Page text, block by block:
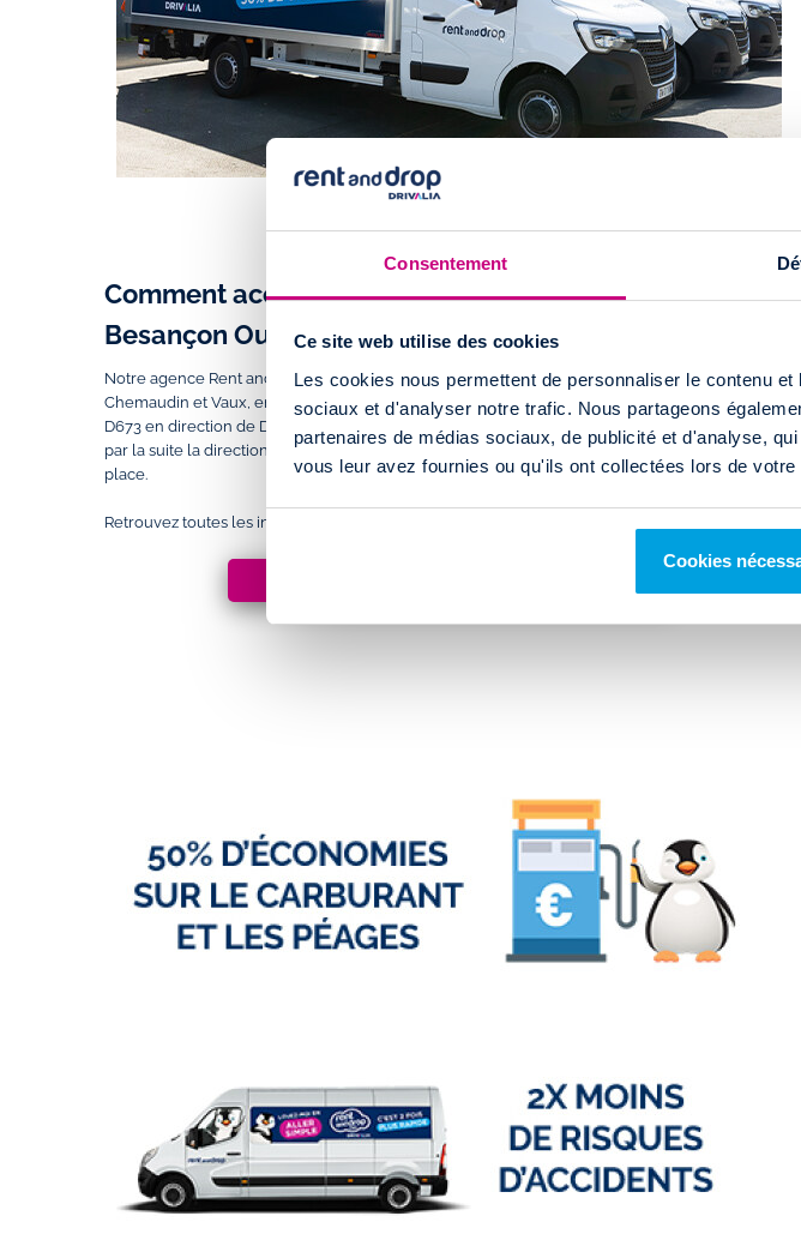
Consentement
Ce site web utilise des cookies
Les cookies nous permettent de personnaliser le contenu
sociaux et d'analyser notre trafic. Nous partageons
partenaires de médias sociaux, de publicité et d'analyse,
vous leur avez fournies ou qu'ils ont collectées lors de
Cookies
Comment accéder à l'agence de location utilitaire à
Besançon Ouest ?
Notre agence Rent and Drop est située au 1 rue Auguste Perret dans la commune de
Chemaudin et Vaux, en périphérie de Besançon. Pour rejoindre cette agence, empruntez la
D673 en direction de Dole avant de tourner à droite sur la D67 vers l’A36 et Chaumont. Prenez
par la suite la direction du parc d’activités de l’Echange pour rejoindre notre partenaire sur
place.
Retrouvez toutes les informations concernant notre agence sur la fiche dédiée.